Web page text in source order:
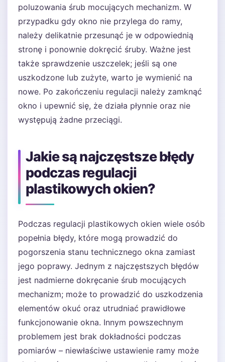
poluzowania śrub mocujących mechanizm. W
przypadku gdy okno nie przylega do ramy,
należy delikatnie przesunąć je w odpowiednią
stronę i ponownie dokręcić śruby. Ważne jest
także sprawdzenie uszczelek; jeśli są one
uszkodzone lub zużyte, warto je wymienić na
nowe. Po zakończeniu regulacji należy zamknąć
okno i upewnić się, że działa płynnie oraz nie
występują żadne przeciągi.
Jakie są najczęstsze błędy
podczas regulacji
plastikowych okien?
Podczas regulacji plastikowych okien wiele osób
popełnia błędy, które mogą prowadzić do
pogorszenia stanu technicznego okna zamiast
jego poprawy. Jednym z najczęstszych błędów
jest nadmierne dokręcanie śrub mocujących
mechanizm; może to prowadzić do uszkodzenia
elementów okuć oraz utrudniać prawidłowe
funkcjonowanie okna. Innym powszechnym
problemem jest brak dokładności podczas
pomiarów – niewłaściwe ustawienie ramy może